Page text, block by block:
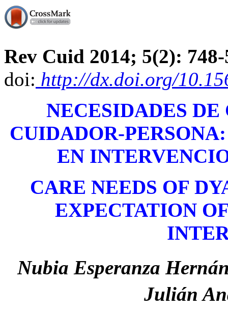
Rev Cuid 2014; 5(2): 748-
doi: http://dx.doi.org/
NECESIDADES
CUIDADOR-
EN
CARE NEEDS OF
EXPECTATION
Nubia Esperanza
Julián